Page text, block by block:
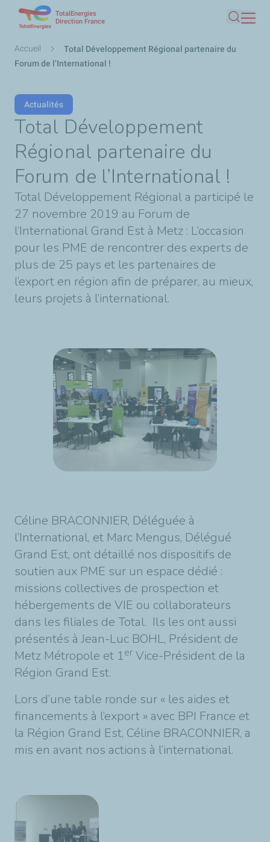
contenu
TotalEnergies
Direction France
Fil
d'Ariane
Accueil
Total Développement Régional partenaire du
Forum de l’International !
Actualités
Total Développement
Régional partenaire du
Forum de l’International !
Total Développement Régional a participé le
27 novembre 2019 au Forum de
l’International Grand Est à Metz : L’occasion
pour les PME de rencontrer des experts de
plus de 25 pays et les partenaires de
l’export en région afin de préparer, au mieux,
leurs projets à l’international.
Céline BRACONNIER, Déléguée à
l’International, et Marc Mengus, Délégué
Grand Est, ont détaillé nos dispositifs de
soutien aux PME sur un espace dédié :
missions collectives de prospection et
hébergements de VIE ou collaborateurs
dans les filiales de Total. Ils les ont aussi
présentés à Jean-Luc BOHL, Président de
Metz Métropole et 1er Vice-Président de la
Région Grand Est.
Lors d’une table ronde sur « les aides et
financements à l’export » avec BPI France et
la Région Grand Est, Céline BRACONNIER, a
mis en avant nos actions à l’international.